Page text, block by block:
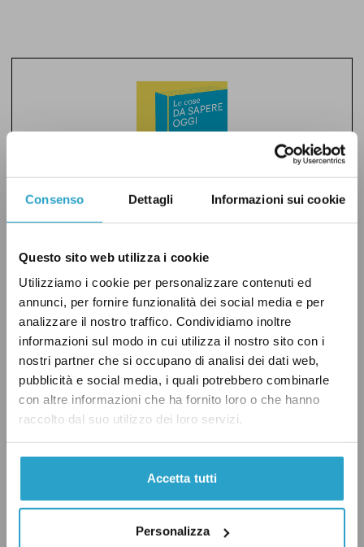
Consenso Dettagli Informazioni sui cookie
Questo sito web utilizza i cookie
Utilizziamo i cookie per personalizzare contenuti ed
annunci, per fornire funzionalità dei social media e per
analizzare il nostro traffico. Condividiamo inoltre
informazioni sul modo in cui utilizza il nostro sito con i
nostri partner che si occupano di analisi dei dati web,
pubblicità e social media, i quali potrebbero combinarle
con altre informazioni che ha fornito loro o che hanno
raccolto dal suo utilizzo dei loro servizi.
Accetta tutti
Personalizza
La newsletter con le notizie politiche più
sostenitori. Arriva ogni pomeriggio, dal
lunedì al venerdì. Prova un mese gratis.
Leggi qui un esempio.
ISCRIVITI
L’emendamento inammissibile
Il rinvio al 31 marzo dell’obbligo assicurativo
per le impreseè statocontestatoda alcuni enti
di categoria, tra cui Confindustria e l’Ascom